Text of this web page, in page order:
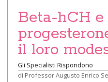
Beta-hCH e
il loro
Gli Specialisti Rispondono
di Professor Augusto Enrico